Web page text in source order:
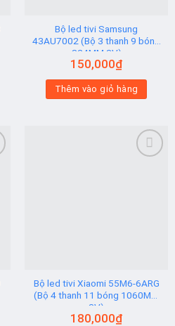
Bộ led tivi Samsung
43AU7002 (Bộ 3 thanh 9 bóng
824MM 3V)
150,000₫
Thêm vào giỏ hàng
Bộ led tivi Xiaomi 55M6-6ARG
(Bộ 4 thanh 11 bóng 1060MM
3V)
180,000₫